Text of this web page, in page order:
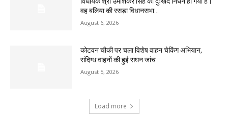
वह बलिया की रसड़ा विधानसभा...
August 6, 2026
कोटवन चौकी पर चला विशेष वाहन चेकिंग अभियान,
संदिग्ध वाहनों की हुई सघन जांच
August 5, 2026
Load more